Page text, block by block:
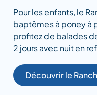
Pour les enfants, le
baptêmes à poney à
profitez de balades
2 jours avec nuit en
Découvrir le